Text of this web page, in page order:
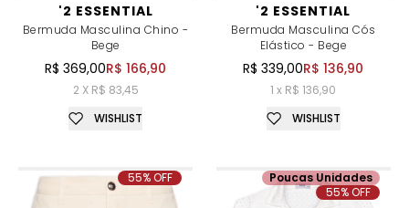
'2 ESSENTIAL
Bermuda Masculina Chino -
Bege
R$ 369,00R$ 166,90
2 X R$ 83,45
WISHLIST
'2 ESSENTIAL
Bermuda Masculina Cós
Elástico - Bege
R$ 339,00R$ 136,90
1 x R$ 136,90
WISHLIST
55% OFF
Poucas Unidades
55% OFF